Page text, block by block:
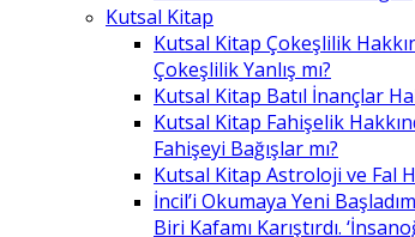
Kutsal Kitap
Kutsal Kitap Çokeşlilik
Çokeşlilik Yanlış mı?
Kutsal Kitap Batıl İnançlar
Kutsal Kitap Fahişelik
Fahişeyi Bağışlar mı?
Kutsal Kitap Astroloji ve Fal
İncil’i Okumaya Yeni
Biri Kafamı Karıştırdı.